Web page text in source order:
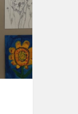
Jums,
Mokytojai!